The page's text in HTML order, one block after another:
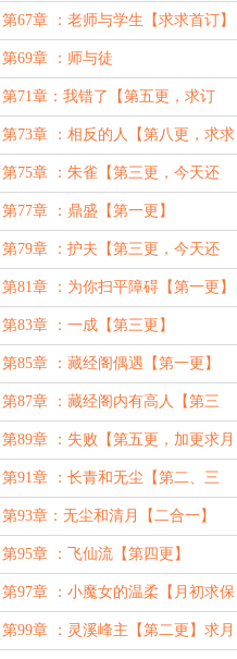
第67章 ：老师与学生【求求首订】
第69章 ：师与徒
第71章：我错了【第五更，求订
阅，今天还有】
第73章 ：相反的人【第八更，求求
订阅】
第75章 ：朱雀【第三更，今天还
有】
第77章 ：鼎盛【第一更】
第79章 ：护夫【第三更，今天还
有】
第81章 ：为你扫平障碍【第一更】
第83章 ：一成【第三更】
第85章 ：藏经阁偶遇【第一更】
第87章 ：藏经阁内有高人【第三
更】
第89章 ：失败【第五更，加更求月
票】
第91章 ：长青和无尘【第二、三
更，二合一，还一章晚点哈】
第93章：无尘和清月【二合一】
第95章 ：飞仙流【第四更】
第97章 ：小魔女的温柔【月初求保
底月票】
第99章 ：灵溪峰主【第二更】求月